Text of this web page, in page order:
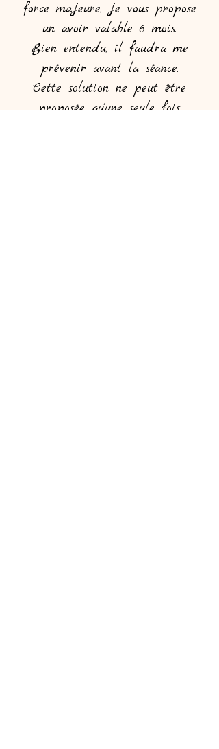
force majeure, je vous propose
un avoir valable 6 mois.
Bien entendu, il faudra me
prévenir avant la séance.
Cette solution ne peut être
proposée qu'une seule fois.